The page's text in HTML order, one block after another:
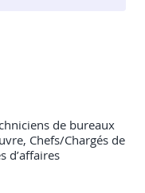
de bureaux
Chefs/Chargés de
d’affaires